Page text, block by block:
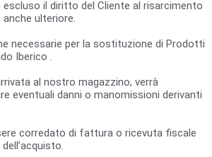
il diritto del Cliente al risarcimento
anche ulteriore.
necessarie per la sostituzione di Prodotti
Iberico .
al nostro magazzino, verrà
eventuali danni o manomissioni derivanti
corredato di fattura o ricevuta fiscale